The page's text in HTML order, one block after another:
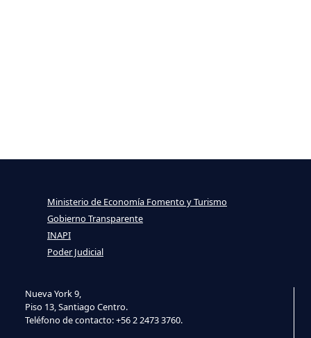
Nueva York 9,
Piso 13, Santiago Centro.
Teléfono de contacto: +56 2 2473 3760.
Ministerio de Economía Fomento y Turismo
Gobierno Transparente
INAPI
Poder Judicial